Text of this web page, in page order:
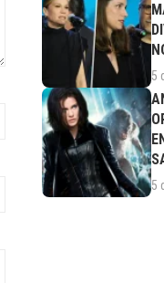
5
5